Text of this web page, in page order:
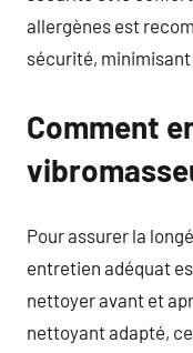
allergènes est
sécurité, minimisant
Comment
Pour assurer la
entretien adéquat
nettoyer avant et
nettoyant adapté,